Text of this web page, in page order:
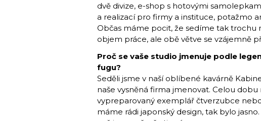
dvě divize, e-shop s hotovými
a realizací pro firmy a instituce, potažmo
Občas máme pocit, že sedíme tak trochu
objem práce, ale obě větve se vzájemně
Proč se vaše studio jmenuje podle
fugu?
Seděli jsme v naší oblíbené kavárně
naše vysněná firma jmenovat. Celou
vypreparovaný exemplář čtver­zubce
máme rádi japonský design, tak bylo